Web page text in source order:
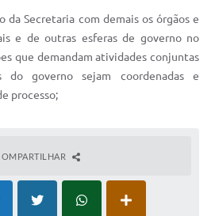
da Secretaria com demais os órgãos e
e de outras esferas de governo no
que demandam atividades conjuntas
do governo sejam coordenadas e
processo;